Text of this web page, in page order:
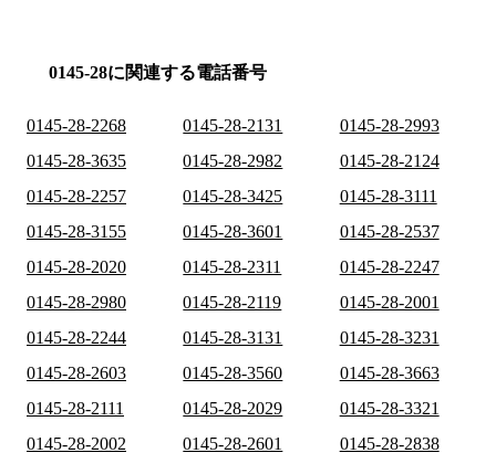
0145-28に関連する電話番号
0145-28-2268 0145-28-2131
0145-28-2993
0145-28-3635
0145-28-2982
0145-28-2124
0145-28-2257
0145-28-3425
0145-28-3111
0145-28-3155
0145-28-3601
0145-28-2537
0145-28-2020
0145-28-2311
0145-28-2247
0145-28-2980
0145-28-2119
0145-28-2001
0145-28-2244
0145-28-3131
0145-28-3231
0145-28-2603
0145-28-3560
0145-28-3663
0145-28-2111
0145-28-2029
0145-28-3321
0145-28-2002
0145-28-2601
0145-28-2838